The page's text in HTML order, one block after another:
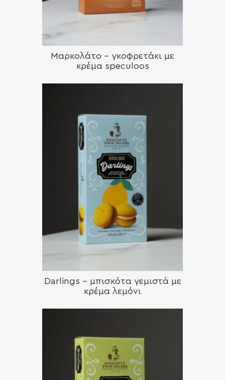
Μαρκολάτο – γκοφρετάκι με
κρέμα speculoos
Darlings – μπισκότα γεμιστά με
κρέμα λεμόνι